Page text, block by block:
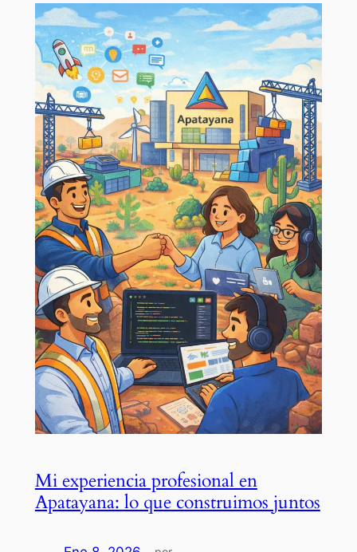
Mi experiencia profesional en
Apatayana: lo que construimos juntos